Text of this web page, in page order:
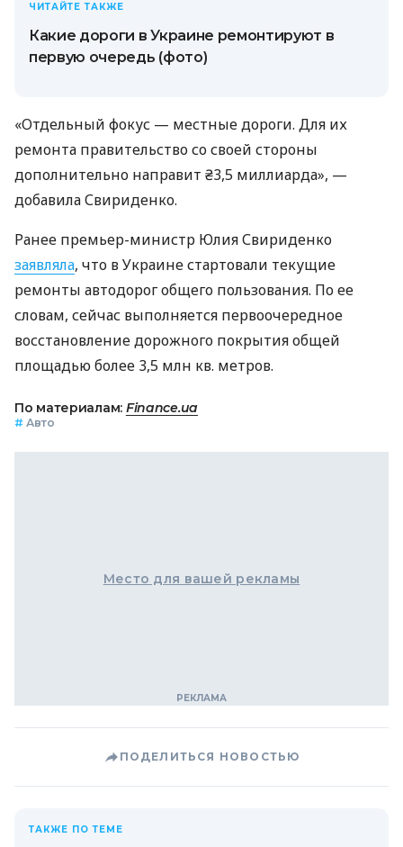
ЧИТАЙТЕ ТАКЖЕ
Какие дороги в Украине ремонтируют в
первую очередь (фото)
«Отдельный фокус — местные дороги. Для их
ремонта правительство со своей стороны
дополнительно направит ₴3,5 миллиарда», —
добавила Свириденко.
Ранее премьер-министр Юлия Свириденко
заявляла, что в Украине стартовали текущие
ремонты автодорог общего пользования. По ее
словам, сейчас выполняется первоочередное
восстановление дорожного покрытия общей
площадью более 3,5 млн кв. метров.
По материалам: Finance.ua
# Авто
Место для вашей рекламы
ПОДЕЛИТЬСЯ НОВОСТЬЮ
ТАКЖЕ ПО ТЕМЕ